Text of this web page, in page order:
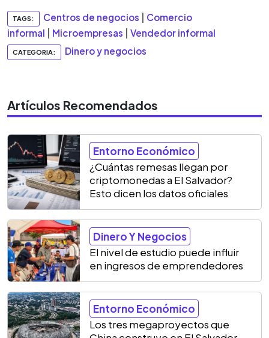
TAGS: Centros de negocios
Comercio
informal
Microempresas Vendedor informal
CATEGORIA: Dinero y negocios
Artículos Recomendados
Entorno Económico
¿Cuántas remesas llegan por
criptomonedas a El Salvador?
Esto dicen los datos oficiales
Dinero Y Negocios
El nivel de estudio puede influir
en ingresos de emprendedores
Entorno Económico
Los tres megaproyectos que